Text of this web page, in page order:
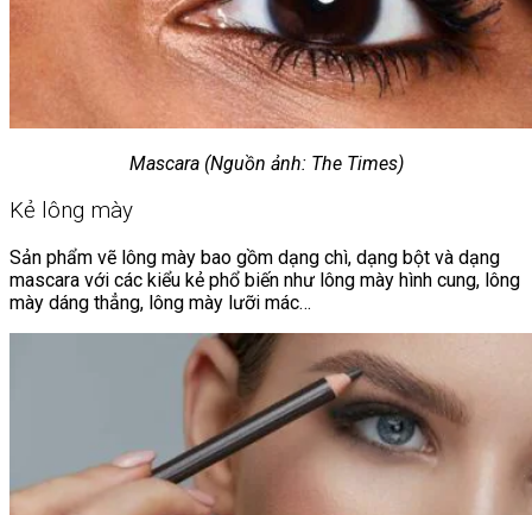
Mascara (Nguồn ảnh: The Times)
Kẻ lông mày
Sản phẩm vẽ lông mày bao gồm dạng chì, dạng bột và dạng
mascara với các kiểu kẻ phổ biến như lông mày hình cung, lông
mày dáng thẳng, lông mày lưỡi mác…